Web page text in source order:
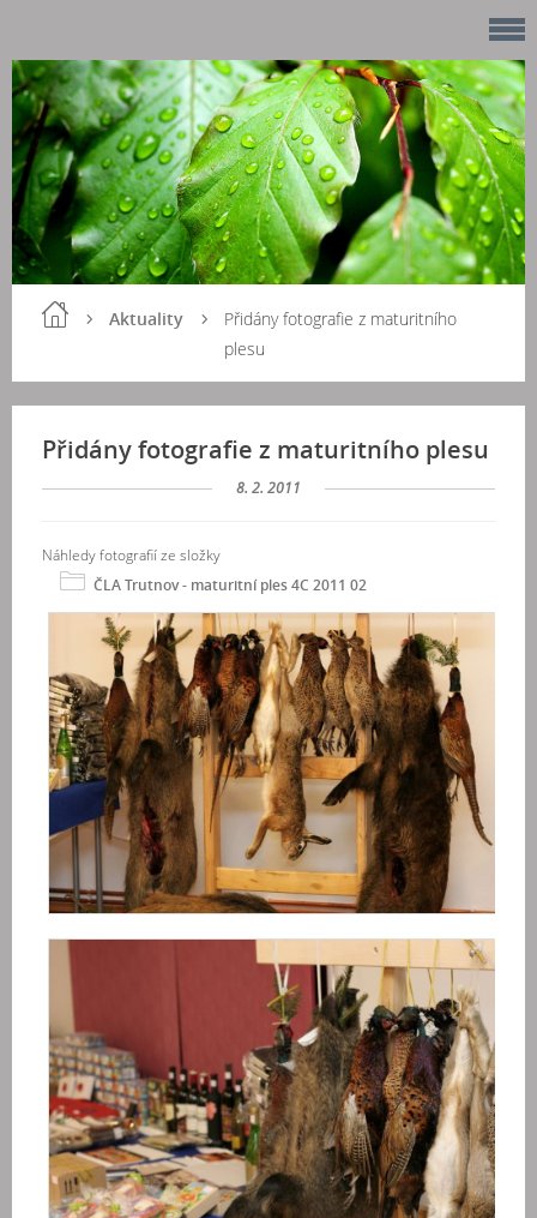
Aktuality
Přidány fotografie z maturitního
plesu
Přidány fotografie z maturitního plesu
8. 2. 2011
Náhledy fotografií ze složky
ČLA Trutnov - maturitní ples 4C 2011 02